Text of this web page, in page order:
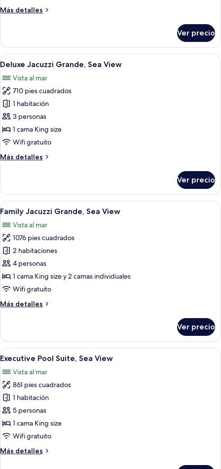
Más detalles
Más
Villa,
Sea
View
Ver precio
Abrir
todas
las
fotos
de
Deluxe
Jacuzzi
Grande,
View
Un dormitorio con una cama grande,
12
Deluxe Jacuzzi Grande, Sea View
Vista al mar
710 pies cuadrados
1 habitación
3 personas
1 cama King size
Wifi gratuito
Más detalles
Más
Jacuzzi
Grande,
Sea
Ver precio
Abrir
todas
las
fotos
de
Family
Jacuzzi
Grande,
View
Una habitación de hotel moderna
13
Family Jacuzzi Grande, Sea View
Vista al mar
1076 pies cuadrados
2 habitaciones
4 personas
1 cama King size y 2 camas individuales
Wifi gratuito
Más detalles
Más
Jacuzzi
Grande,
Sea
Ver precio
Abrir
todas
las
fotos
de
Executive
Pool
Suite,
View
Una piscina con vista al mar y una
16
Executive Pool Suite, Sea View
Vista al mar
861 pies cuadrados
1 habitación
5 personas
1 cama King size
Wifi gratuito
Más detalles
Más